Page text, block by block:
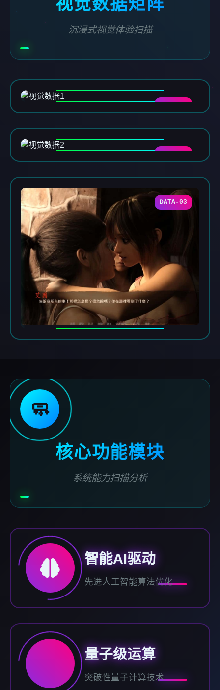
沉浸式视觉体验扫描
DATA-01
DATA-02
DATA-03
🧼
核心功能模块
系统能力扫描分析
智能AI驱动
先进人工智能算法优化
量子级运算
突破性量子计算技术